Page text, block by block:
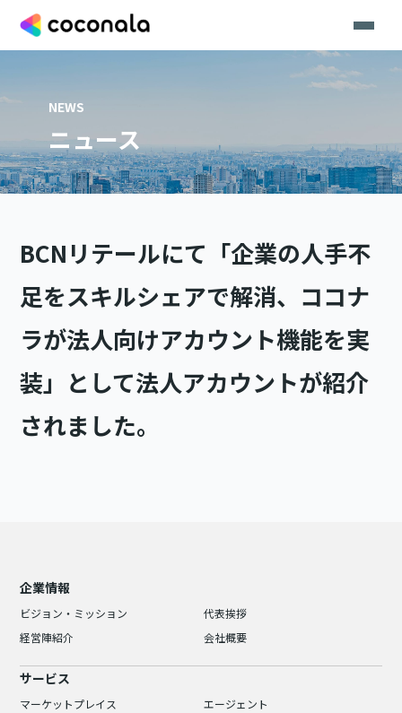
NEWS
ニュース
BCNリテールにて「企業の人手不
足をスキルシェアで解消、ココナ
ラが法人向けアカウント機能を実
装」として法人アカウントが紹介
されました。
企業情報
ビジョン・ミッション
代表挨拶
経営陣紹介
会社概要
サービス
マーケットプレイス
エージェント